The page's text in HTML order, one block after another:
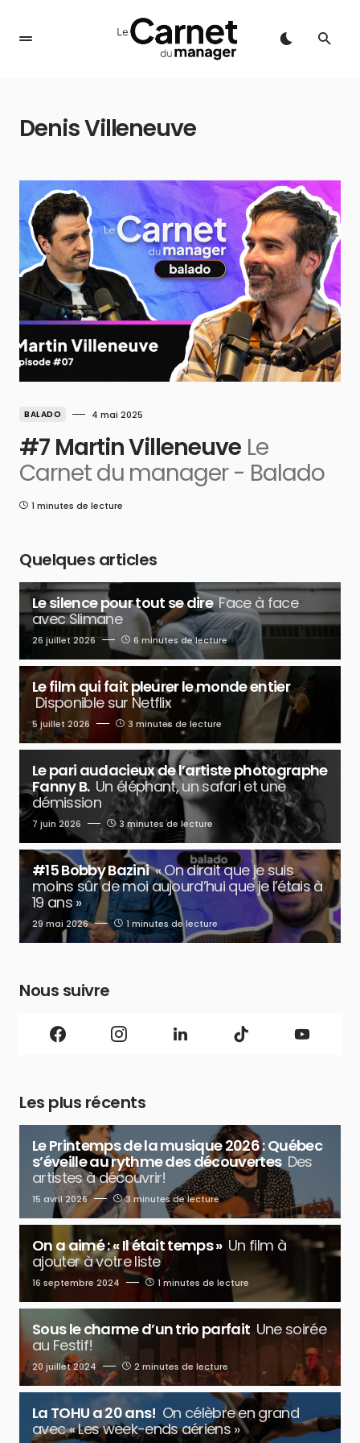
Denis Villeneuve
BALADO 4 mai 2025
#7 Martin Villeneuve Le
Carnet du manager - Balado
1 minutes de lecture
Quelques articles
Le silence pour tout se dire Face à face
avec Slimane
26 juillet 2026 6 minutes de lecture
Le film qui fait pleurer le monde entier
Disponible sur Netflix
5 juillet 2026 3 minutes de lecture
Le pari audacieux de l’artiste photographe
Fanny B. Un éléphant, un safari et une
démission
7 juin 2026 3 minutes de lecture
#15 Bobby Bazini « On dirait que je suis
moins sûr de moi aujourd’hui que je l’étais à
19 ans »
29 mai 2026 1 minutes de lecture
Nous suivre
Les plus récents
Le Printemps de la musique 2026 : Québec
s’éveille au rythme des découvertes Des
artistes à découvrir!
15 avril 2026 3 minutes de lecture
On a aimé : « Il était temps » Un film à
ajouter à votre liste
16 septembre 2024 1 minutes de lecture
Sous le charme d’un trio parfait Une soirée
au Festif!
20 juillet 2024 2 minutes de lecture
La TOHU a 20 ans! On célèbre en grand
avec « Les week-ends aériens »